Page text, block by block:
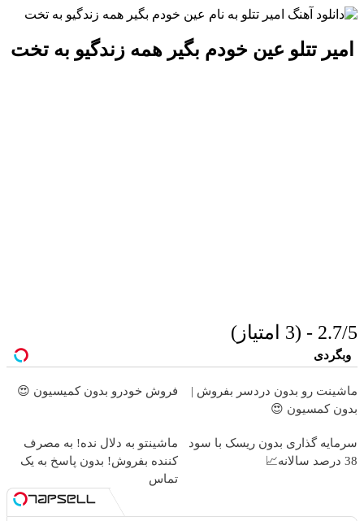
امیر تتلو عین خودم بگیر همه زندگیو به تخت
2.7/5 - (3 امتیاز)
وبگردی
ماشینت رو بدون دردسر بفروش |
بدون کمسیون 😍
فروش خودرو بدون کمیسیون 😍
سرمایه گذاری بدون ریسک با سود
38 درصد سالانه📈
ماشینتو به دلال نده! به مصرف
کننده بفروش! بدون پاسخ به یک
تماس